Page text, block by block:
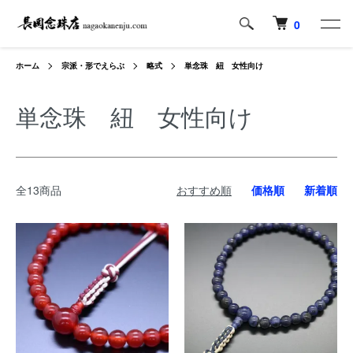
0
ホーム 宗派・形でえらぶ 略式 単念珠 紐 女性向け
単念珠 紐 女性向け
全13商品 おすすめ順 価格順 新着順